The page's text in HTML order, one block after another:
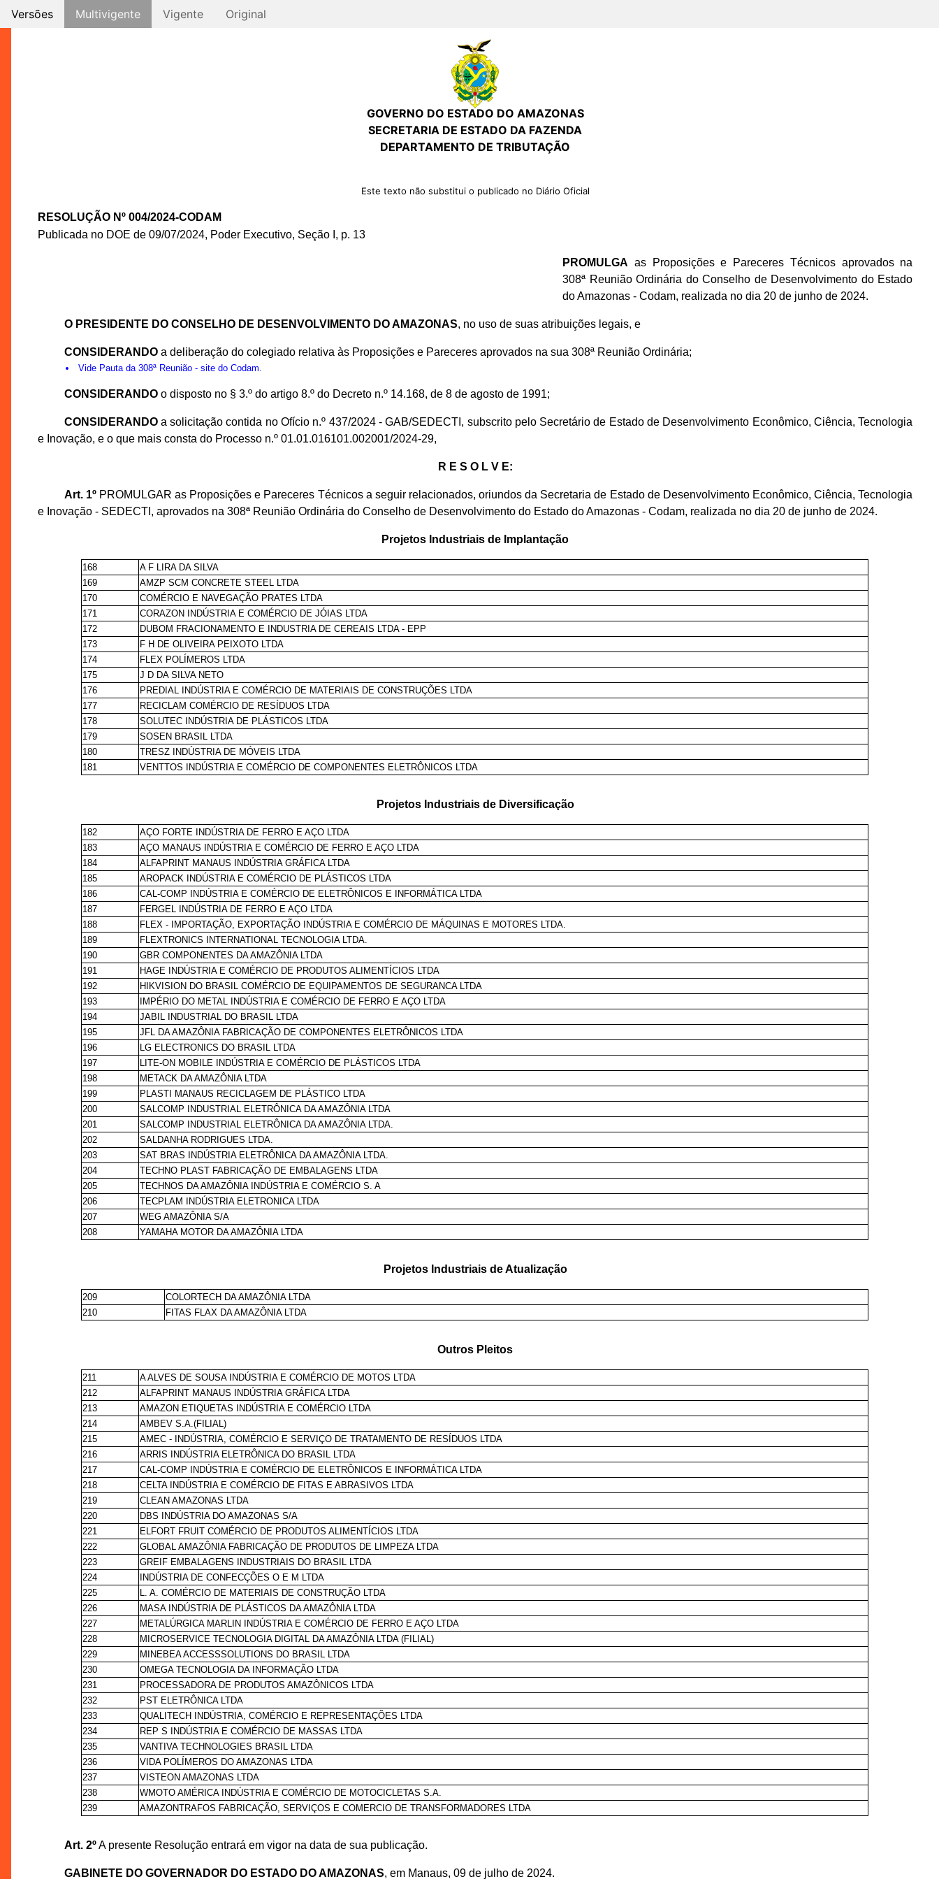
Versões Multivigente Vigente Original
GOVERNO DO ESTADO DO AMAZONAS
SECRETARIA DE ESTADO DA FAZENDA
DEPARTAMENTO DE TRIBUTAÇÃO
Este texto não substitui o publicado no Diário Oficial
RESOLUÇÃO Nº 004/2024-CODAM
Publicada no DOE de 09/07/2024, Poder Executivo, Seção I, p. 13
PROMULGA as Proposições e Pareceres Técnicos aprovados na
308ª Reunião Ordinária do Conselho de Desenvolvimento do Estado
do Amazonas - Codam, realizada no dia 20 de junho de 2024.
O PRESIDENTE DO CONSELHO DE DESENVOLVIMENTO DO AMAZONAS, no uso de suas atribuições legais, e
CONSIDERANDOa deliberação do colegiado relativa às Proposições e Pareceres aprovados na sua 308ª Reunião Ordinária;
Vide Pauta da 308ª Reunião - site do Codam.
CONSIDERANDOo disposto no § 3.º do artigo 8.º do Decreto n.º 14.168, de 8 de agosto de 1991;
CONSIDERANDOa solicitação contida no Ofício n.º 437/2024 - GAB/SEDECTI, subscrito pelo Secretário de Estado de Desenvolvimento Econômico, Ciência, Tecnologia
e Inovação, e o que mais consta do Processo n.º 01.01.016101.002001/2024-29,
R E S O L V E:
Art. 1ºPROMULGAR as Proposições e Pareceres Técnicos a seguir relacionados, oriundos da Secretaria de Estado de Desenvolvimento Econômico, Ciência, Tecnologia
e Inovação - SEDECTI, aprovados na 308ª Reunião Ordinária do Conselho de Desenvolvimento do Estado do Amazonas - Codam, realizada no dia 20 de junho de 2024.
Projetos Industriais de Implantação
168
A F LIRA DA SILVA
169
AMZP SCM CONCRETE STEEL LTDA
170
COMÉRCIO E NAVEGAÇÃO PRATES LTDA
171
CORAZON INDÚSTRIA E COMÉRCIO DE JÓIAS LTDA
172
DUBOM FRACIONAMENTO E INDUSTRIA DE CEREAIS LTDA - EPP
173
F H DE OLIVEIRA PEIXOTO LTDA
174
FLEX POLÍMEROS LTDA
175
J D DA SILVA NETO
176
PREDIAL INDÚSTRIA E COMÉRCIO DE MATERIAIS DE CONSTRUÇÕES LTDA
177
RECICLAM COMÉRCIO DE RESÍDUOS LTDA
178
SOLUTEC INDÚSTRIA DE PLÁSTICOS LTDA
179
SOSEN BRASIL LTDA
180
TRESZ INDÚSTRIA DE MÓVEIS LTDA
181
VENTTOS INDÚSTRIA E COMÉRCIO DE COMPONENTES ELETRÔNICOS LTDA
Projetos Industriais de Diversificação
182
AÇO FORTE INDÚSTRIA DE FERRO E AÇO LTDA
183
AÇO MANAUS INDÚSTRIA E COMÉRCIO DE FERRO E AÇO LTDA
184
ALFAPRINT MANAUS INDÚSTRIA GRÁFICA LTDA
185
AROPACK INDÚSTRIA E COMÉRCIO DE PLÁSTICOS LTDA
186
CAL-COMP INDÚSTRIA E COMÉRCIO DE ELETRÔNICOS E INFORMÁTICA LTDA
187
FERGEL INDÚSTRIA DE FERRO E AÇO LTDA
188
FLEX - IMPORTAÇÃO, EXPORTAÇÃO INDÚSTRIA E COMÉRCIO DE MÁQUINAS E MOTORES LTDA.
189
FLEXTRONICS INTERNATIONAL TECNOLOGIA LTDA.
190
GBR COMPONENTES DA AMAZÔNIA LTDA
191
HAGE INDÚSTRIA E COMÉRCIO DE PRODUTOS ALIMENTÍCIOS LTDA
192
HIKVISION DO BRASIL COMÉRCIO DE EQUIPAMENTOS DE SEGURANCA LTDA
193
IMPÉRIO DO METAL INDÚSTRIA E COMÉRCIO DE FERRO E AÇO LTDA
194
JABIL INDUSTRIAL DO BRASIL LTDA
195
JFL DA AMAZÔNIA FABRICAÇÃO DE COMPONENTES ELETRÔNICOS LTDA
196
LG ELECTRONICS DO BRASIL LTDA
197
LITE-ON MOBILE INDÚSTRIA E COMÉRCIO DE PLÁSTICOS LTDA
198
METACK DA AMAZÔNIA LTDA
199
PLASTI MANAUS RECICLAGEM DE PLÁSTICO LTDA
200
SALCOMP INDUSTRIAL ELETRÔNICA DA AMAZÔNIA LTDA
201
SALCOMP INDUSTRIAL ELETRÔNICA DA AMAZÔNIA LTDA.
202
SALDANHA RODRIGUES LTDA.
203
SAT BRAS INDÚSTRIA ELETRÔNICA DA AMAZÔNIA LTDA.
204
TECHNO PLAST FABRICAÇÃO DE EMBALAGENS LTDA
205
TECHNOS DA AMAZÔNIA INDÚSTRIA E COMÉRCIO S. A
206
TECPLAM INDÚSTRIA ELETRONICA LTDA
207
WEG AMAZÔNIA S/A
208
YAMAHA MOTOR DA AMAZÔNIA LTDA
Projetos Industriais de Atualização
209
COLORTECH DA AMAZÔNIA LTDA
210
FITAS FLAX DA AMAZÔNIA LTDA
Outros Pleitos
211
A ALVES DE SOUSA INDÚSTRIA E COMÉRCIO DE MOTOS LTDA
212
ALFAPRINT MANAUS INDÚSTRIA GRÁFICA LTDA
213
AMAZON ETIQUETAS INDÚSTRIA E COMÉRCIO LTDA
214
AMBEV S.A.(FILIAL)
215
AMEC - INDÚSTRIA, COMÉRCIO E SERVIÇO DE TRATAMENTO DE RESÍDUOS LTDA
216
ARRIS INDÚSTRIA ELETRÔNICA DO BRASIL LTDA
217
CAL-COMP INDÚSTRIA E COMÉRCIO DE ELETRÔNICOS E INFORMÁTICA LTDA
218
CELTA INDÚSTRIA E COMÉRCIO DE FITAS E ABRASIVOS LTDA
219
CLEAN AMAZONAS LTDA
220
DBS INDÚSTRIA DO AMAZONAS S/A
221
ELFORT FRUIT COMÉRCIO DE PRODUTOS ALIMENTÍCIOS LTDA
222
GLOBAL AMAZÔNIA FABRICAÇÃO DE PRODUTOS DE LIMPEZA LTDA
223
GREIF EMBALAGENS INDUSTRIAIS DO BRASIL LTDA
224
INDÚSTRIA DE CONFECÇÕES O E M LTDA
225
L. A. COMÉRCIO DE MATERIAIS DE CONSTRUÇÃO LTDA
226
MASA INDÚSTRIA DE PLÁSTICOS DA AMAZÔNIA LTDA
227
METALÚRGICA MARLIN INDÚSTRIA E COMÉRCIO DE FERRO E AÇO LTDA
228
MICROSERVICE TECNOLOGIA DIGITAL DA AMAZÔNIA LTDA (FILIAL)
229
MINEBEA ACCESSSOLUTIONS DO BRASIL LTDA
230
OMEGA TECNOLOGIA DA INFORMAÇÃO LTDA
231
PROCESSADORA DE PRODUTOS AMAZÔNICOS LTDA
232
PST ELETRÔNICA LTDA
233
QUALITECH INDÚSTRIA, COMÉRCIO E REPRESENTAÇÕES LTDA
234
REP S INDÚSTRIA E COMÉRCIO DE MASSAS LTDA
235
VANTIVA TECHNOLOGIES BRASIL LTDA
236
VIDA POLÍMEROS DO AMAZONAS LTDA
237
VISTEON AMAZONAS LTDA
238
WMOTO AMÉRICA INDÚSTRIA E COMÉRCIO DE MOTOCICLETAS S.A.
239
AMAZONTRAFOS FABRICAÇÃO, SERVIÇOS E COMERCIO DE TRANSFORMADORES LTDA
Art. 2ºA presente Resolução entrará em vigor na data de sua publicação.
GABINETE DO GOVERNADOR DO ESTADO DO AMAZONAS, em Manaus, 09 de julho de 2024.